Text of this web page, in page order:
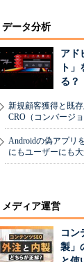
データ分析
アド
ト
る？
新規顧客獲得と既
CRO（コンバージ
Androidの偽アプリ
にもユーザーにも
メディア運営
コン
製」